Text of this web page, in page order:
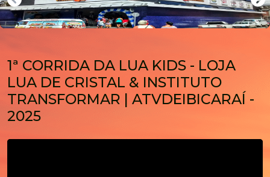
1ª CORRIDA DA LUA KIDS - LOJA
LUA DE CRISTAL & INSTITUTO
TRANSFORMAR | ATVDEIBICARAÍ -
2025